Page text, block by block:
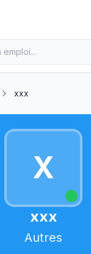
xxx
X
xxx
Autres